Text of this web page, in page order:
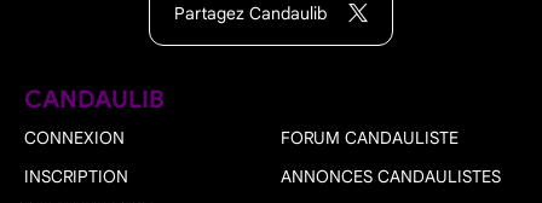
Partagez Candaulib
CANDAULIB
CONNEXION
INSCRIPTION
FORUM CANDAULISTE
ANNONCES CANDAULISTES